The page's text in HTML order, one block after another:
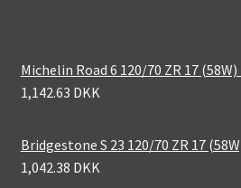
Michelin Road 6 120/70 ZR 17
1,142.63 DKK
Bridgestone S 23 120/70 ZR 17
1,042.38 DKK